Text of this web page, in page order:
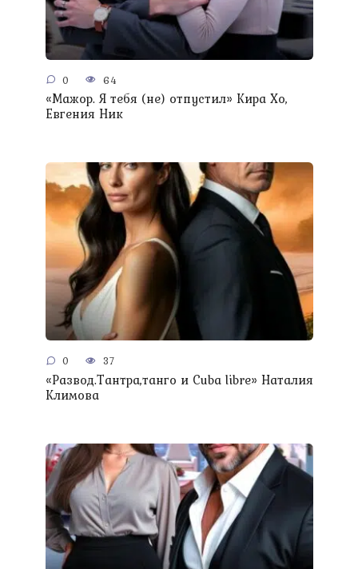
0 64
«Мажор. Я тебя (не) отпустил» Кира Хо,
Евгения Ник
0 37
«Развод.Тантра,танго и Сuba libre» Наталия
Климова